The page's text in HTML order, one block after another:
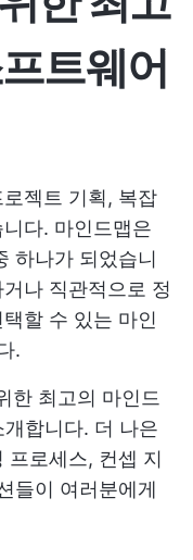
트웨어
젝트 기획, 복잡
다. 마인드맵은
하나가 되었습니
나 직관적으로 정
할 수 있는 마인
.
한 최고의 마인드
합니다. 더 나은
프로세스, 컨셉 지
들이 여러분에게